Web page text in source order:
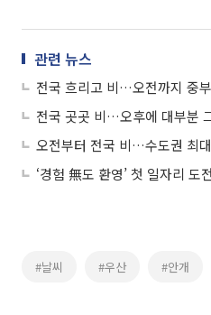
관련 뉴스
전국 흐리고 비…오전까지 중
전국 곳곳 비…오후에 대부분
오전부터 전국 비…수도권 최
‘경험 無도 환영’ 첫 일자리 도
#날씨 #우산 #안개